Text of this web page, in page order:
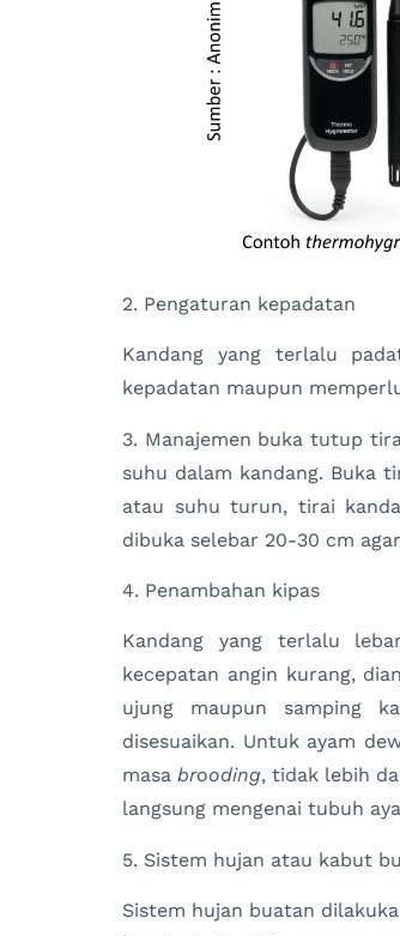
2. Pengaturan kepadatan
Kandang yang terlalu
kepadatan maupun
3. Manajemen buka tutup
suhu dalam kandang. Buka
atau suhu turun, tirai
dibuka selebar 20-30 cm
4. Penambahan kipas
Kandang yang terlalu
kecepatan angin kurang,
ujung maupun samping
disesuaikan. Untuk ayam
masabrooding, tidak lebih
langsung mengenai tubuh
5. Sistem hujan atau kabut
Sistem hujan buatan